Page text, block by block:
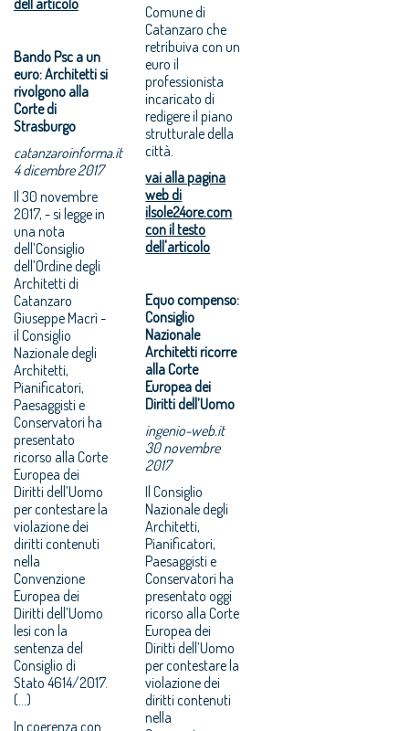
Bando Psc a un
euro: Architetti si
rivolgono alla
Corte di
Strasburgo
catanzaroinforma.it
4 dicembre 2017
Il 30 novembre
2017, - si legge in
una nota
dell’Consiglio
dell’Ordine degli
Architetti di
Catanzaro
Giuseppe Macrì -
il Consiglio
Nazionale degli
Architetti,
Pianificatori,
Paesaggisti e
Conservatori ha
presentato
ricorso alla Corte
Europea dei
Diritti dell’Uomo
per contestare la
violazione dei
diritti contenuti
nella
Convenzione
Europea dei
Diritti dell’Uomo
lesi con la
sentenza del
Consiglio di
Stato 4614/2017.
(...)
In coerenza con
Comune di
Catanzaro che
retribuiva con un
euro il
professionista
incaricato di
redigere il piano
strutturale della
città.
vai alla pagina
web di
ilsole24ore.com
con il testo
dell'articolo
Equo compenso:
Consiglio
Nazionale
Architetti ricorre
alla Corte
Europea dei
Diritti dell’Uomo
ingenio-web.it
30 novembre
2017
Il Consiglio
Nazionale degli
Architetti,
Pianificatori,
Paesaggisti e
Conservatori ha
presentato oggi
ricorso alla Corte
Europea dei
Diritti dell’Uomo
per contestare la
violazione dei
diritti contenuti
nella